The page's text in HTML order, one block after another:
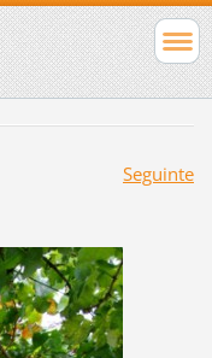
Seguinte